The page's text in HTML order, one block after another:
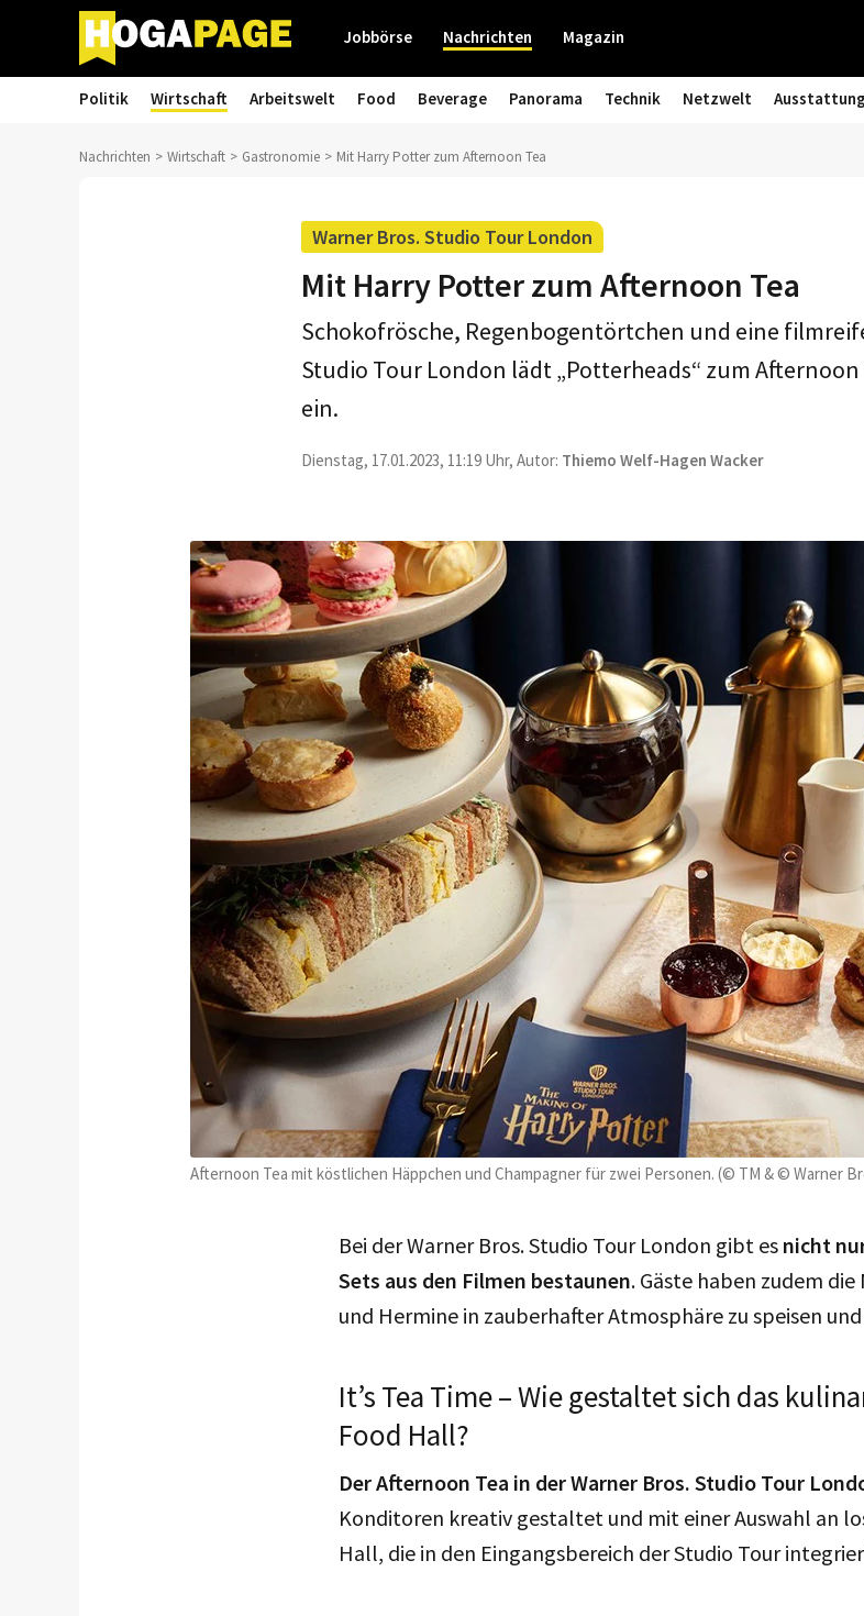
Jobbörse Nachrichten Magazin
Politik Wirtschaft Arbeitswelt Food Beverage Panorama Technik Netzwelt Ausstattung
Nachrichten Wirtschaft Gastronomie Mit Harry Potter zum Afternoon Tea
Warner Bros. Studio Tour London
Mit Harry Potter zum Afternoon Tea
Afternoon Tea mit köstlichen Häppchen und Champagner für zwei Personen. (© TM & © Warner
Schokofrösche, Regenbogentörtchen und eine
Studio Tour London lädt „Potterheads“ zum
ein.
Dienstag, 17.01.2023, 11:19 Uhr, Autor: Thiemo Welf-Hagen Wacker
Bei der Warner Bros. Studio Tour London gibt es nicht
Sets aus den Filmen bestaunen. Gäste haben zudem
und Hermine in zauberhafter Atmosphäre zu speisen
It’s Tea Time – Wie gestaltet sich das
Food Hall?
Der Afternoon Tea in der Warner Bros. Studio Tour
Konditoren kreativ gestaltet und mit einer Auswahl an
Hall, die in den Eingangsbereich der Studio Tour